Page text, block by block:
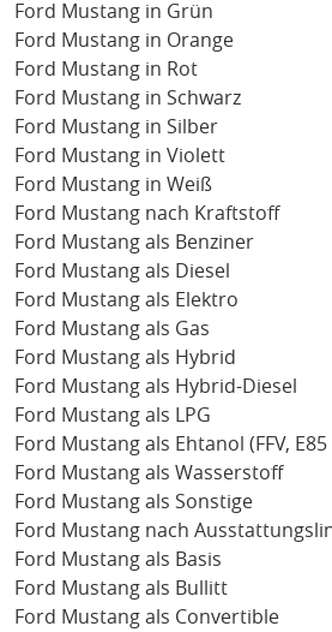
Ford Mustang in Grün
Ford Mustang in Orange
Ford Mustang in Rot
Ford Mustang in Schwarz
Ford Mustang in Silber
Ford Mustang in Violett
Ford Mustang in Weiß
Ford Mustang nach Kraftstoff
Ford Mustang als Benziner
Ford Mustang als Diesel
Ford Mustang als Elektro
Ford Mustang als Gas
Ford Mustang als Hybrid
Ford Mustang als Hybrid-Diesel
Ford Mustang als LPG
Ford Mustang als Ehtanol (FFV, E85
Ford Mustang als Wasserstoff
Ford Mustang als Sonstige
Ford Mustang nach
Ford Mustang als Basis
Ford Mustang als Bullitt
Ford Mustang als Convertible